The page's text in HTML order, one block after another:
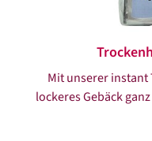
Mit unserer
lockeres Gebäck